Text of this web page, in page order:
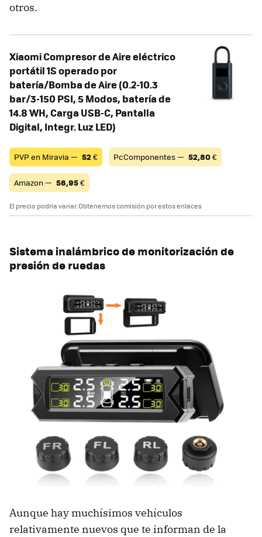
otros.
Xiaomi Compresor de Aire eléctrico
portátil 1S operado por
batería/Bomba de Aire (0.2-10.3
bar/3-150 PSI, 5 Modos, batería de
14.8 WH, Carga USB-C, Pantalla
Digital, Integr. Luz LED)
PVP en Miravia — 52 € PcComponentes — 52,80€
Amazon — 56,95€
El precio podría variar. Obtenemos comisión por estos enlaces
Sistema inalámbrico de monitorización de
presión de ruedas
Aunque hay muchísimos vehículos
relativamente nuevos que te informan de la